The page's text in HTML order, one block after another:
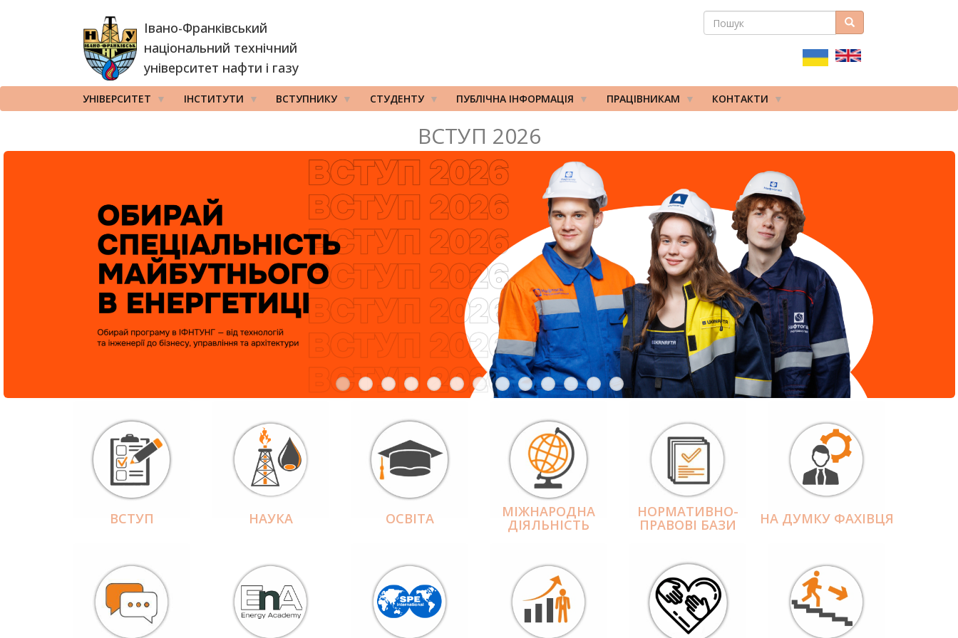
Івано-Франківський
національний технічний
університет нафти і газу
ПОШУКОВА
ПОШУК Пошук
УНІВЕРСИТЕТ ІНСТИТУТИ ВСТУПНИКУ СТУДЕНТУ ПУБЛІЧНА ІНФОРМАЦІЯ ПРАЦІВНИКАМ КОНТАКТИ
ВСТУП 2026
ВСТУП НАУКА ОСВІТА МІЖНАРОДНА
ДІЯЛЬНІCТЬ
НОРМАТИВНО-
ПРАВОВІ БАЗИ НА ДУМКУ ФАХІВЦЯ